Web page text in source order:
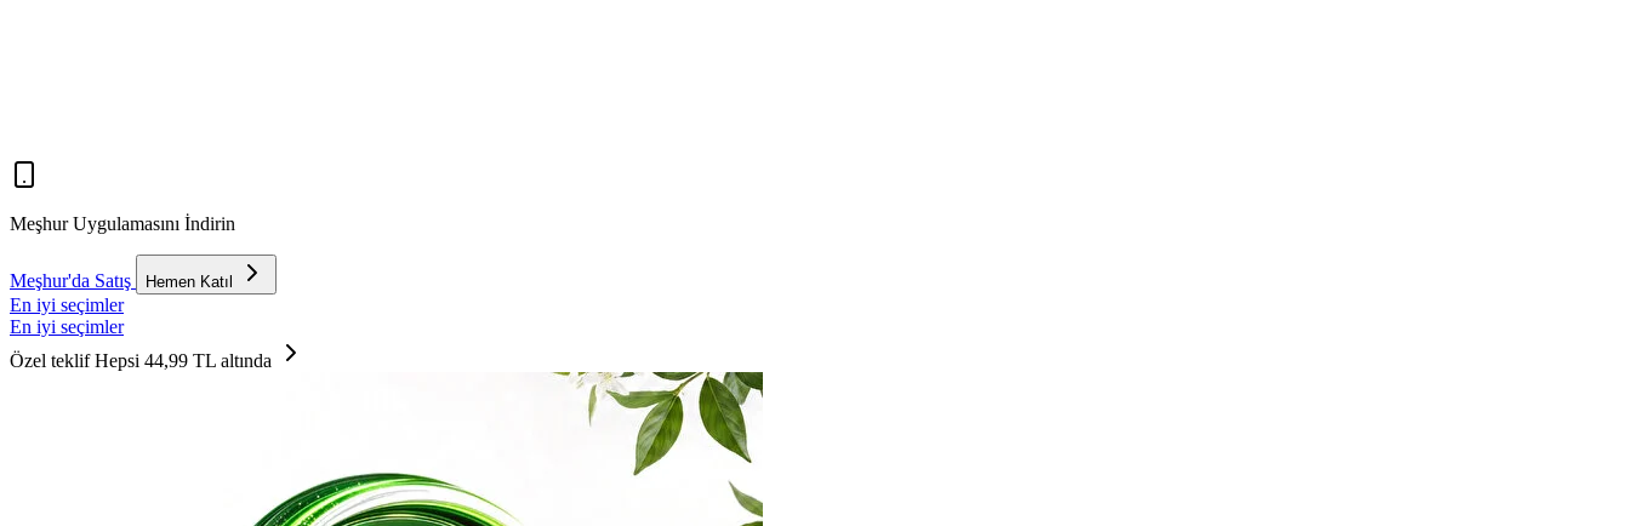
Meşhur Uygulamasını İndirin
Meşhur'da Satış Hemen Katıl
En iyi seçimler
En iyi seçimler
Özel teklif Hepsi 44,99 TL altında